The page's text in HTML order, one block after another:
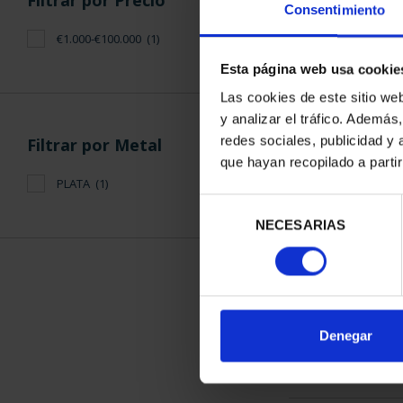
Consentimiento
Esta página web usa
Las cookies de este sitio
y analizar el tráfico.
redes sociales, publicidad y
que hayan recopilado a
consentimiento
NECESARIAS
Denegar
€1.000-€100.000 (1)
Filtrar por Metal
PLATA (1)
CAPITALES
ORDENAR POR: